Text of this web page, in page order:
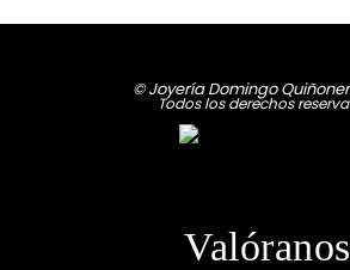
© Joyería Domingo
Todos los derechos
Valóranos